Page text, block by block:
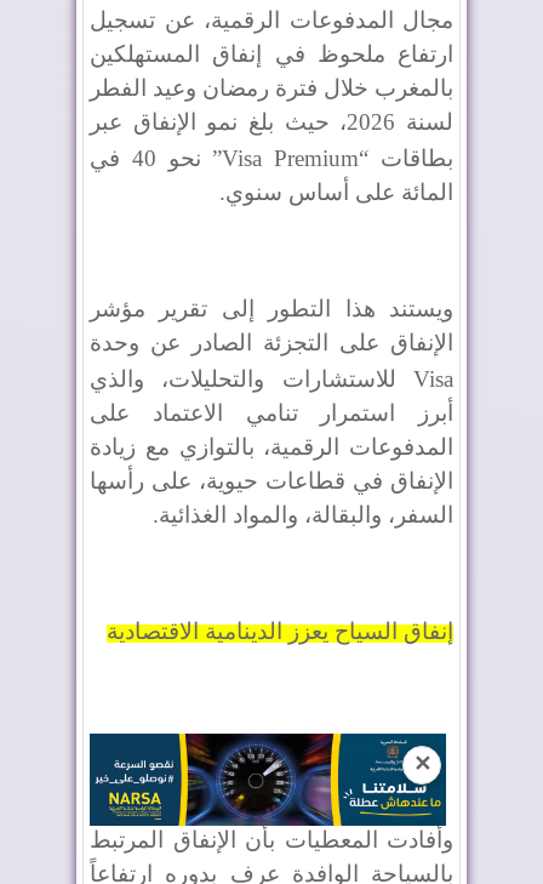
مجال المدفوعات الرقمية، عن تسجيل
ارتفاع ملحوظ في إنفاق المستهلكين
بالمغرب خلال فترة رمضان وعيد الفطر
لسنة 2026، حيث بلغ نمو الإنفاق عبر
بطاقات “Visa Premium
” نحو 40 في
المائة على أساس سنوي.
ويستند هذا التطور إلى تقرير مؤشر
الإنفاق على التجزئة الصادر عن وحدة
Visa للاستشارات والتحليلات، والذي
أبرز استمرار تنامي الاعتماد على
المدفوعات الرقمية، بالتوازي مع زيادة
الإنفاق في قطاعات حيوية، على رأسها
السفر، والبقالة، والمواد الغذائية.
إنفاق السياح يعزز الدينامية الاقتصادية
✕
وأفادت المعطيات بأن الإنفاق المرتبط
بالسياحة الوافدة عرف بدوره ارتفاعاً